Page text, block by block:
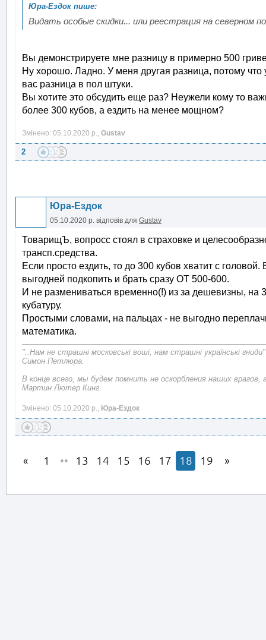
Видать особые скидки... или реестрация на северном
Вы демонстрируете мне разницу в примерно 500
Ну хорошо. Ладно. У меня другая разница, потому
вас разница в пол штуки.
Вы хотите это обсудить еще раз? Неужели кому то
более 300 кубов, а ездить на менее мощном?
Змінено: 05.10.2020 р., Gustav
2
Юра-Ездок
05.10.2020 р. відповів для Gustav
ТоварищЪ, вопросс стоял в страховке и
трансп.средства.
Если просто ездить, то до 300 кубов хватит с
выгодней подкопить и брать сразу ОТ 500-600.
И не размениваться временно(!) из за дешевизны, на
кубатуру.
Простыми словами, на пальцах - не выгодно
математика.
"..Нам не страшні московські воші, нам страшні українські гниди"
Симон Петлюра.
В конце всего, мы будем помнить не оскорбления наших врагов,
Мартин Лютер Кинг.
Змінено: 05.10.2020 р., Юра-Ездок
1 •• 13 14 15 16 17 18 19